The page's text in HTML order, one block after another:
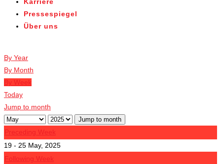
Pressespiegel
Über uns
By Year
By Month
By Week
Today
Jump to month
Jump to month
Preceding Week
19 - 25 May, 2025
Following Week